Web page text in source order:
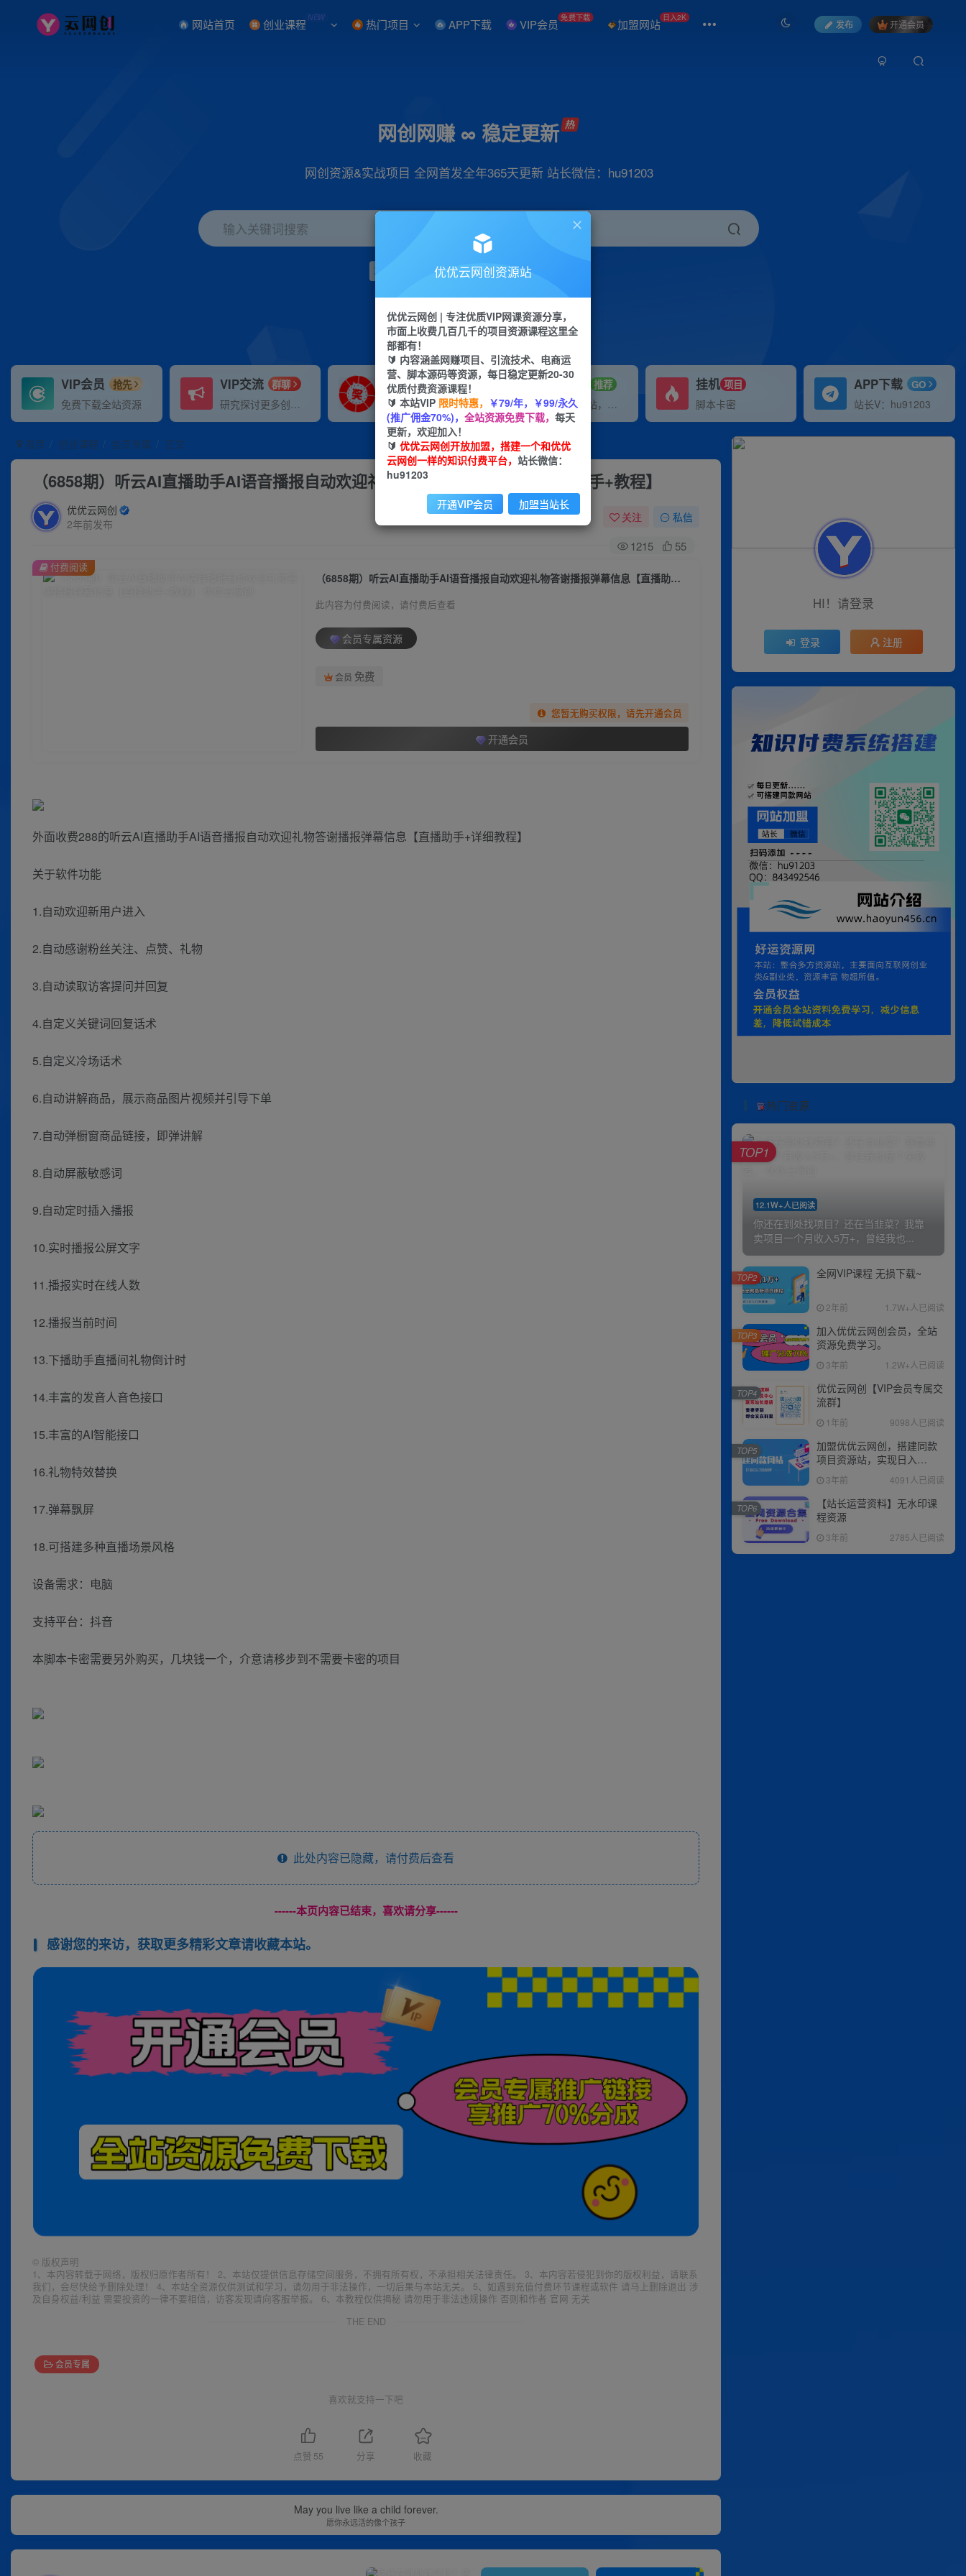
网站首页 创业课程 NEW 热门项目 APP下载 VIP会员 免费下载 加盟网站 日入2K
发布 开通会员
网创网赚 ∞ 稳定更新
网创资源&实战项目 全网首发全年365天更新 站长微信：hu91203
输入关键词搜索
项目 引流 小红书 短视频
VIP会员 抢先
免费下载全站资源
VIP交流 群聊
研究探讨更多创业项目路子。
VIP推广
70%分佣
会员专属推广链接
招募站长 推荐
搭建同款网站，自己当老板
挂机 项目
脚本卡密
APP下载 GO
站长V：hu91203
首页 创业课程 会员专属 正文
（6858期）听云AI直播助手AI语音播报自动欢迎礼物答谢播报弹幕信息【直播助手+教程】
优优云网创
2年前发布
关注 私信
1215 55
（6858期）听云AI直播助手AI语音播报自动欢迎礼物答谢播报弹幕信息【直播助手+教程】
此内容为付费阅读，请付费后查看
会员专属资源
会员 免费
您暂无购买权限，请先开通会员
开通会员
付费阅读
外面收费288的听云AI直播助手AI语音播报自动欢迎礼物答谢播报弹幕信息【直播助手+详细教程】
关于软件功能
1.自动欢迎新用户进入
2.自动感谢粉丝关注、点赞、礼物
3.自动读取访客提问并回复
4.自定义关键词回复话术
5.自定义冷场话术
6.自动讲解商品，展示商品图片视频并引导下单
7.自动弹橱窗商品链接，即弹讲解
8.自动屏蔽敏感词
9.自动定时插入播报
10.实时播报公屏文字
11.播报实时在线人数
12.播报当前时间
13.下播助手直播间礼物倒计时
14.丰富的发音人音色接口
15.丰富的AI智能接口
16.礼物特效替换
17.弹幕飘屏
18.可搭建多种直播场景风格
设备需求：电脑
支持平台：抖音
本脚本卡密需要另外购买，几块钱一个，介意请移步到不需要卡密的项目
此处内容已隐藏，请付费后查看
------本页内容已结束，喜欢请分享------
感谢您的来访，获取更多精彩文章请收藏本站。
© 版权声明
1、本内容转载于网络，版权归原作者所有！ 2、本站仅提供信息存储空间服务，不拥有所有权，不承担相关法律责任。 3、本内容若侵犯到你的版权利益，请联系
我们，会尽快给予删除处理！ 4、本站全资源仅供测试和学习，请勿用于非法操作，一切后果与本站无关。 5、如遇到充值付费环节课程或软件 请马上删除退出 涉
及自身权益/利益 需要投资的一律不要相信，访客发现请向客服举报。 6、本教程仅供揭秘 请勿用于非法违规操作 否则和作者 官网 无关
THE END
会员专属
喜欢就支持一下吧
点赞 55 分享 收藏
May you live like a child forever.
愿你永远活的像个孩子
HI！请登录
登录 注册
热门资源
12.1W+人已阅读
你还在到处找项目？还在当韭菜？我靠
卖项目一个月收入5万+，曾经我也...
TOP1
全网VIP课程 无损下载~
2年前 1.7W+人已阅读
TOP2
加入优优云网创会员，全站
资源免费学习。
3年前 1.2W+人已阅读
TOP3
优优云网创【VIP会员专属交
流群】
1年前 9098人已阅读
TOP4
加盟优优云网创，搭建同款
项目资源站，实现日入
2000+
3年前 4091人已阅读
TOP5
【站长运营资料】无水印课
程资源
3年前 2785人已阅读
TOP6
优优云网创资源站
优优云网创 | 专注优质VIP网课资源分享，
市面上收费几百几千的项目资源课程这里全
部都有！
🔰 内容涵盖网赚项目、引流技术、电商运
营、脚本源码等资源，每日稳定更新20-30
优质付费资源课程！
🔰 本站VIP 限时特惠， ￥79/年，￥99/永久
(推广佣金70%)， 全站资源免费下载， 每天
更新，欢迎加入！
🔰 优优云网创开放加盟，搭建一个和优优
云网创一样的知识付费平台， 站长微信：
hu91203
开通VIP会员 加盟当站长